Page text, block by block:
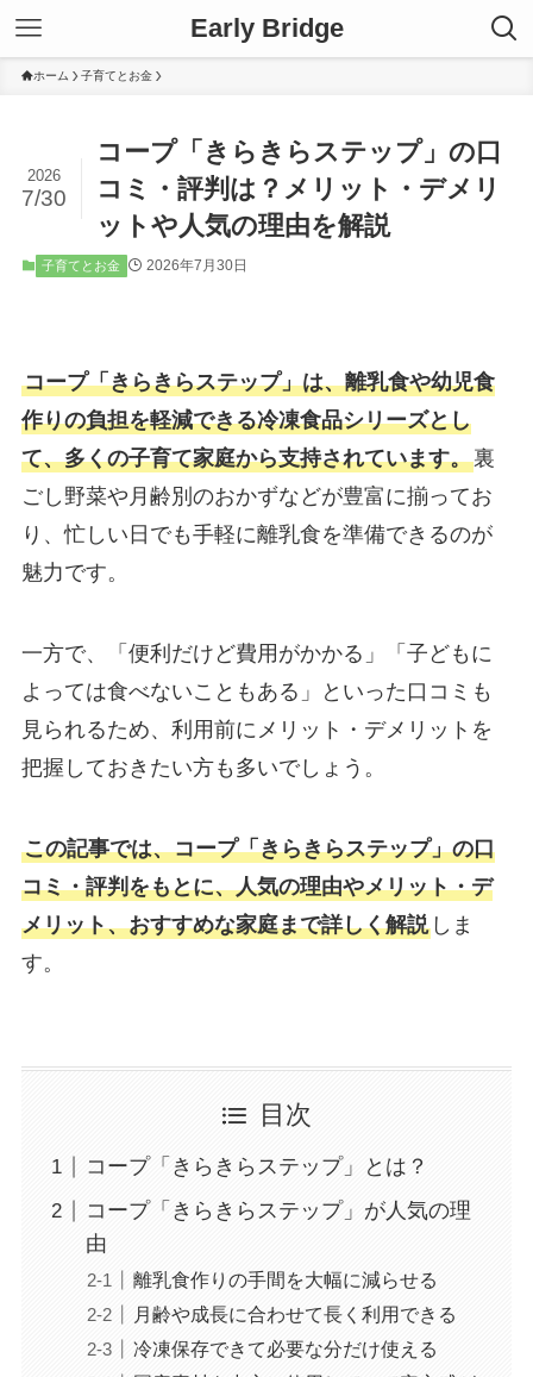
Early Bridge
ホーム 子育てとお金
コープ「きらきらステップ」の口
コミ・評判は？メリット・デメリ
ットや人気の理由を解説
2026
7/30
子育てとお金 2026年7月30日
コープ「きらきらステップ」は、離乳食や幼児食
作りの負担を軽減できる冷凍食品シリーズとし
て、多くの子育て家庭から支持されています。裏
ごし野菜や月齢別のおかずなどが豊富に揃ってお
り、忙しい日でも手軽に離乳食を準備できるのが
魅力です。
一方で、「便利だけど費用がかかる」「子どもに
よっては食べないこともある」といった口コミも
見られるため、利用前にメリット・デメリットを
把握しておきたい方も多いでしょう。
この記事では、コープ「きらきらステップ」の口
コミ・評判をもとに、人気の理由やメリット・デ
メリット、おすすめな家庭まで詳しく解説しま
す。
目次
コープ「きらきらステップ」とは？
コープ「きらきらステップ」が人気の理
由
離乳食作りの手間を大幅に減らせる
月齢や成長に合わせて長く利用できる
冷凍保存できて必要な分だけ使える